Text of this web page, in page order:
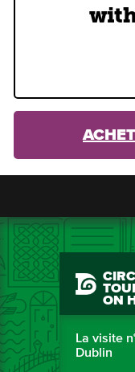
ON
La visite
Dublin